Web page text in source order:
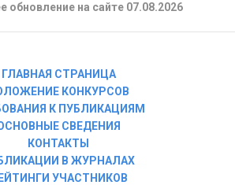
обновление на сайте 07.08.2026
ГЛАВНАЯ СТРАНИЦА
КОНКУРСОВ
К ПУБЛИКАЦИЯМ
СВЕДЕНИЯ
КОНТАКТЫ
В ЖУРНАЛАХ
УЧАСТНИКОВ